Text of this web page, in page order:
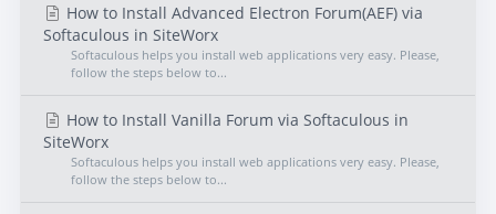
How to Install Advanced Electron Forum(AEF) via
Softaculous in SiteWorx
Softaculous helps you install web applications very easy. Please,
follow the steps below to...
How to Install Vanilla Forum via Softaculous in
SiteWorx
Softaculous helps you install web applications very easy. Please,
follow the steps below to...